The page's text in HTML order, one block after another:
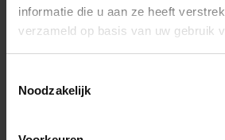
informatie die u aan ze heeft
verzameld op basis van uw gebruik
Noodzakelijk